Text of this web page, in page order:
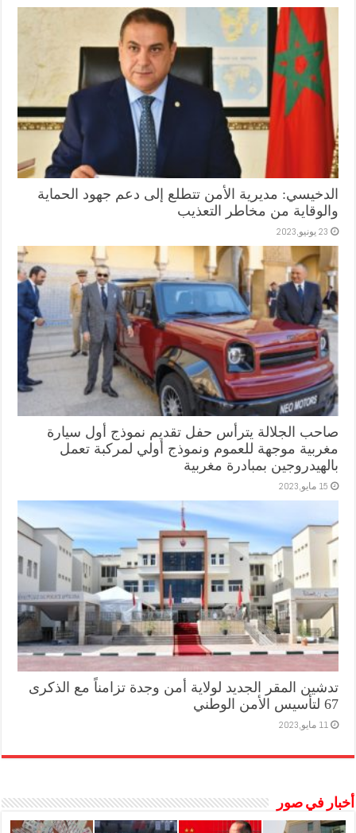
الدخيسي: مديرية الأمن تتطلع إلى دعم جهود الحماية
والوقاية من مخاطر التعذيب
23 يونيو,2023
صاحب الجلالة يترأس حفل تقديم نموذج أول سيارة
مغربية موجهة للعموم ونموذج أولي لمركبة تعمل
بالهيدروجين بمبادرة مغربية
15 مايو,2023
تدشين المقر الجديد لولاية أمن وجدة تزامناً مع الذكرى
67 لتأسيس الأمن الوطني
11 مايو,2023
أخبار في صور